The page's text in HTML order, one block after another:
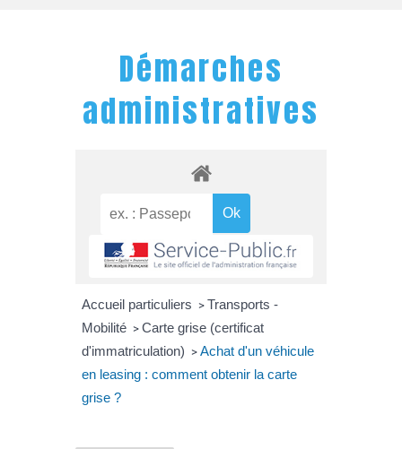
Démarches
administratives
Accueil particuliers > Transports -
Mobilité > Carte grise (certificat
d'immatriculation) > Achat d'un véhicule
en leasing : comment obtenir la carte
grise ?